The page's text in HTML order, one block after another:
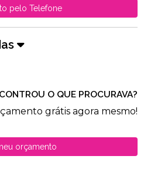
pelo Telefone
O QUE PROCURAVA?
grátis agora mesmo!
orçamento